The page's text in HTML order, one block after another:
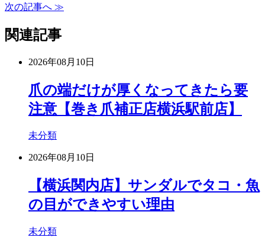
次の記事へ ≫
関連記事
2026年08月10日
爪の端だけが厚くなってきたら要
注意【巻き爪補正店横浜駅前店】
未分類
2026年08月10日
【横浜関内店】サンダルでタコ・魚
の目ができやすい理由
未分類